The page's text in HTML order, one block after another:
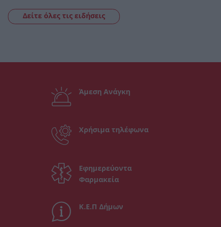
Δείτε όλες τις ειδήσεις
Άμεση Ανάγκη
Χρήσιμα τηλέφωνα
Εφημερεύοντα
Φαρμακεία
Κ.Ε.Π Δήμων